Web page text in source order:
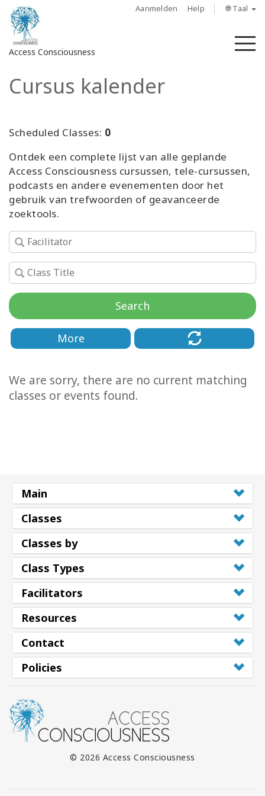
Aanmelden Help 🌐 Taal
Access Consciousness
Meld
op
account
About
Access
Facilitators
Shop
More
ZOEKEN
Cursus kalender
Scheduled Classes: 0
Ontdek een complete lijst van alle geplande
Access Consciousness cursussen, tele-cursussen,
podcasts en andere evenementen door het
gebruik van trefwoorden of geavanceerde
zoektools.
Search
More
We are sorry, there are no current matching
classes or events found.
Main
Classes
Classes by
Class Types
Facilitators
Resources
Contact
Policies
© 2026 Access Consciousness